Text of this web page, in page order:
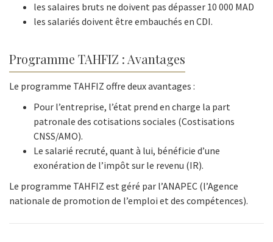
les salaires bruts ne doivent pas dépasser 10 000 MAD
les salariés doivent être embauchés en CDI.
Programme TAHFIZ : Avantages
Le programme TAHFIZ offre deux avantages :
Pour l’entreprise, l’état prend en charge la part
patronale des cotisations sociales (Costisations
CNSS/AMO).
Le salarié recruté, quant à lui, bénéficie d’une
exonération de l’impôt sur le revenu (IR).
Le programme TAHFIZ est géré par l’ANAPEC (l’Agence
nationale de promotion de l’emploi et des compétences).